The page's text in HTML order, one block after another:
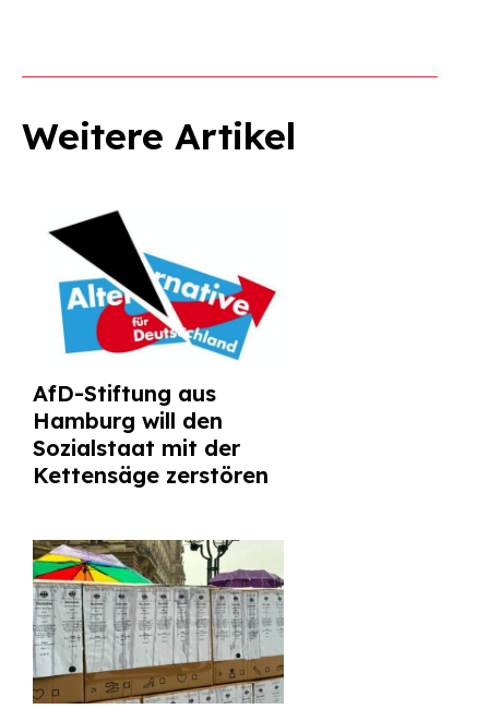
Weitere Artikel
AfD-Stiftung aus
Hamburg will den
Sozialstaat mit der
Kettensäge zerstören